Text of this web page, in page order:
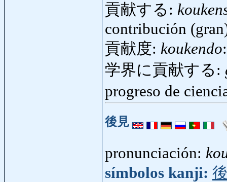
貢献する:
contribución
貢献度: koukendo
学界に貢献する:
progreso de
後見
pronunciación:
símbolos kanji: